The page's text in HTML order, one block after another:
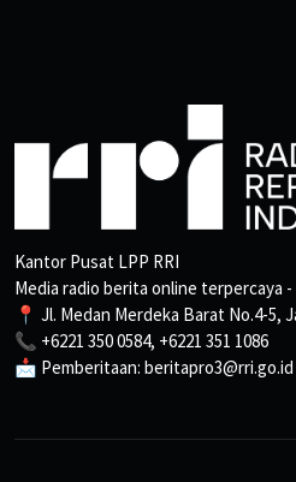
Kantor Pusat LPP RRI
Media radio berita online terpercaya -
📍 Jl. Medan Merdeka Barat No.4-5,
📞 +6221 350 0584, +6221 351 1086
📩 Pemberitaan: beritapro3@rri.go.id